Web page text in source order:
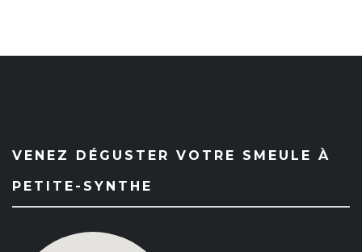
VENEZ DÉGUSTER VOTRE SMEULE À
PETITE-SYNTHE